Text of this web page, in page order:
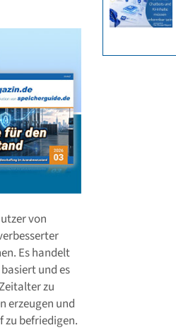
von
Es handelt
und es
zu
erzeugen und
zu befriedigen.